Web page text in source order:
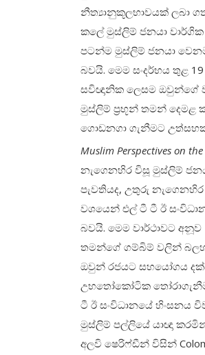
නීත්‍යානුකූලභාවයක් ලබා
කලේ මුස්ලිම් ජනයා වාර්ගික
පටන්ම මුස්ලිම් ජනයා
බවයි. මෙම සංදර්භය තුළ
සවිඥානික ලෙසම ඔවුන්ගේ
මුස්ලිම් ප්‍රභූන් තමන් දෙමළ
ගොඩනගා ගැනීමට
Muslim Perspectives on
නැගෙනහිර විසූ මුස්ලිම්
පැවතියද, උතුරු නැගෙනහිර
වශයෙන් එල් ටී ටී ඊ
බවයි. මෙම වාර්ථාවට
තමන්ගේ ගම්බිම් වලින්
ඔවුන් රජයට සහයෝගය
උභතෝකෝටික
ටී ඊ සංවිධානයේ හිංසනය
මුස්ලිම් පල්ලියේ යාඥා
අලවි ෂෙරිෆ්ඩීන් විසින්